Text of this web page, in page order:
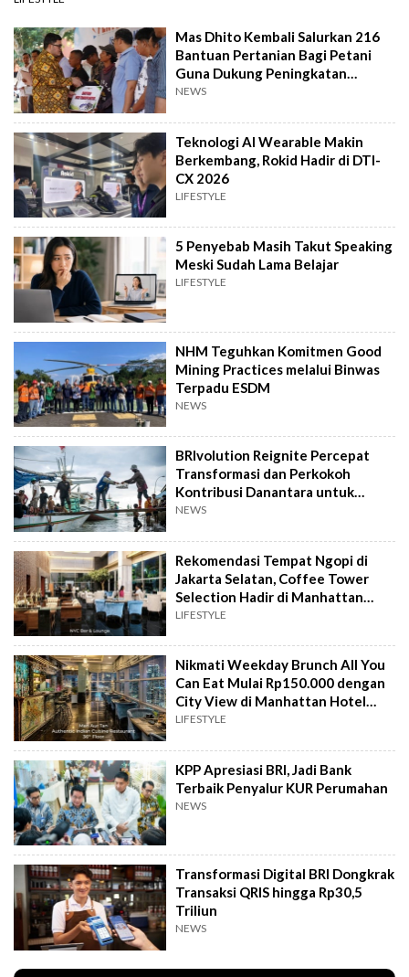
Mas Dhito Kembali Salurkan 216
Bantuan Pertanian Bagi Petani
Guna Dukung Peningkatan
Produksi
NEWS
Teknologi AI Wearable Makin
Berkembang, Rokid Hadir di DTI-
CX 2026
LIFESTYLE
5 Penyebab Masih Takut Speaking
Meski Sudah Lama Belajar
LIFESTYLE
NHM Teguhkan Komitmen Good
Mining Practices melalui Binwas
Terpadu ESDM
NEWS
BRIvolution Reignite Percepat
Transformasi dan Perkokoh
Kontribusi Danantara untuk
Ekonomi Nasional
NEWS
Rekomendasi Tempat Ngopi di
Jakarta Selatan, Coffee Tower
Selection Hadir di Manhattan
Hotel Jakarta
LIFESTYLE
Nikmati Weekday Brunch All You
Can Eat Mulai Rp150.000 dengan
City View di Manhattan Hotel
Jakarta
LIFESTYLE
KPP Apresiasi BRI, Jadi Bank
Terbaik Penyalur KUR Perumahan
NEWS
Transformasi Digital BRI Dongkrak
Transaksi QRIS hingga Rp30,5
Triliun
NEWS